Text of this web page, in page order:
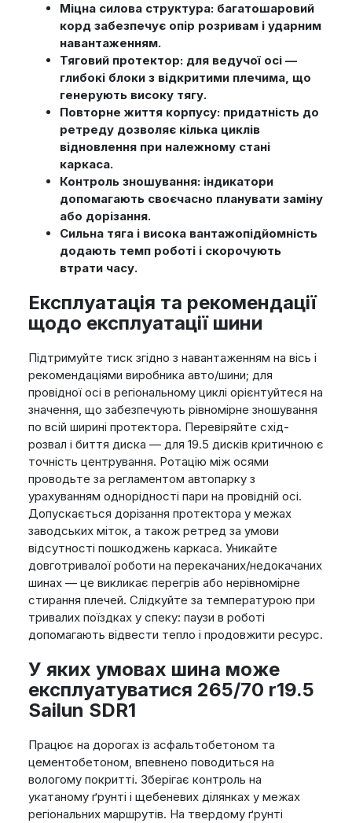
Міцна силова структура: багатошаровий
корд забезпечує опір розривам і ударним
навантаженням.
Тяговий протектор: для ведучої осі —
глибокі блоки з відкритими плечима, що
генерують високу тягу.
Повторне життя корпусу: придатність до
ретреду дозволяє кілька циклів
відновлення при належному стані
каркаса.
Контроль зношування: індикатори
допомагають своєчасно планувати заміну
або дорізання.
Сильна тяга і висока вантажопідйомність
додають темп роботі і скорочують
втрати часу.
Експлуатація та рекомендації
щодо експлуатації шини
Підтримуйте тиск згідно з навантаженням на вісь і
рекомендаціями виробника авто/шини; для
провідної осі в регіональному циклі орієнтуйтеся на
значення, що забезпечують рівномірне зношування
по всій ширині протектора. Перевіряйте схід-
розвал і биття диска — для 19.5 дисків критичною є
точність центрування. Ротацію між осями
проводьте за регламентом автопарку з
урахуванням однорідності пари на провідній осі.
Допускається дорізання протектора у межах
заводських міток, а також ретред за умови
відсутності пошкоджень каркаса. Уникайте
довготривалої роботи на перекачаних/недокачаних
шинах — це викликає перегрів або нерівномірне
стирання плечей. Слідкуйте за температурою при
тривалих поїздках у спеку: паузи в роботі
допомагають відвести тепло і продовжити ресурс.
У яких умовах шина може
експлуатуватися 265/70 r19.5
Sailun SDR1
Працює на дорогах із асфальтобетоном та
цементобетоном, впевнено поводиться на
вологому покритті. Зберігає контроль на
укатаному ґрунті і щебеневих ділянках у межах
регіональних маршрутів. На твердому ґрунті